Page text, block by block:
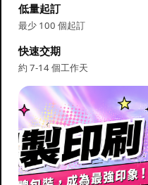
低量起訂
最少 100 個起訂
快速交期
約 7-14 個工作天